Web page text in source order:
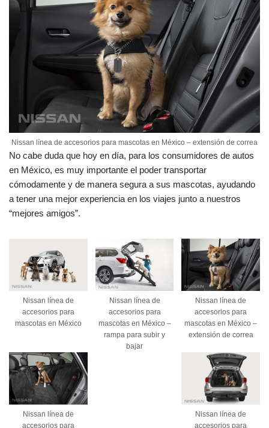
Nissan línea de accesorios para mascotas en México – extensión de correa
No cabe duda que hoy en día, para los consumidores de autos
en México, es muy importante el poder transportar
cómodamente y de manera segura a sus mascotas, ayudando
a tener una mejor experiencia en los viajes junto a nuestros
“mejores amigos”.
Nissan línea de
accesorios para
mascotas en México
Nissan línea de
accesorios para
mascotas en México –
rampa para subir y
bajar
Nissan línea de
accesorios para
mascotas en México –
extensión de correa
Nissan línea de
accesorios para
Nissan línea de
accesorios para